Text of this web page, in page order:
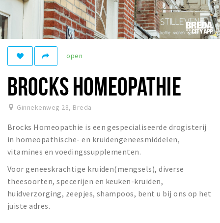
New in town? Check FAQ!
WONEN
Woonruimte
Inschrijven gemeente
Zorgverzekering
Huisarts en eerste hulp
Q&A
KORTING
Breda Student Shop
Draai aan het rad!
VRIJE TIJD
Sport
open
BROCKS HOMEOPATHIE
Ginnekenweg 28, Breda
Brocks Homeopathie is een gespecialiseerde drogisterij
in homeopathische- en kruidengeneesmiddelen,
vitamines en voedingssupplementen.
Voor geneeskrachtige kruiden(mengsels), diverse
theesoorten, specerijen en keuken-kruiden,
huidverzorging, zeepjes, shampoos, bent u bij ons op het
juiste adres.